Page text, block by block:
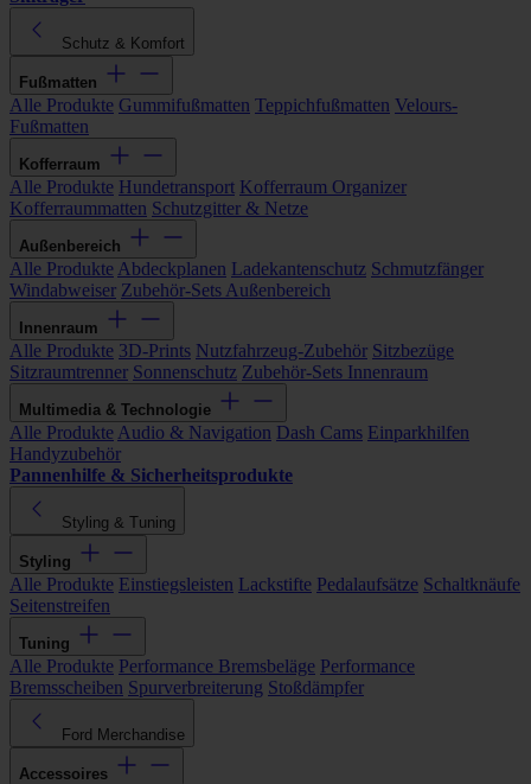
Schutz & Komfort
Fußmatten
Alle Produkte Gummifußmatten Teppichfußmatten Velours-
Fußmatten
Kofferraum
Alle Produkte Hundetransport Kofferraum Organizer
Kofferraummatten Schutzgitter & Netze
Außenbereich
Alle Produkte Abdeckplanen Ladekantenschutz Schmutzfänger
Windabweiser Zubehör-Sets Außenbereich
Innenraum
Alle Produkte 3D-Prints Nutzfahrzeug-Zubehör Sitzbezüge
Sitzraumtrenner Sonnenschutz Zubehör-Sets Innenraum
Multimedia & Technologie
Alle Produkte Audio & Navigation Dash Cams Einparkhilfen
Handyzubehör
Pannenhilfe & Sicherheitsprodukte
Styling & Tuning
Styling
Alle Produkte Einstiegsleisten Lackstifte Pedalaufsätze Schaltknäufe
Seitenstreifen
Tuning
Alle Produkte Performance Bremsbeläge Performance
Bremsscheiben Spurverbreiterung Stoßdämpfer
Ford Merchandise
Accessoires